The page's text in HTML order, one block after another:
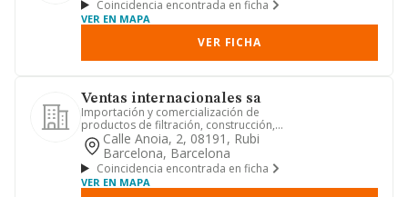
Coincidencia encontrada en ficha
VER EN MAPA
VER FICHA
Ventas internacionales sa
Importación y comercialización de
productos de filtración, construcción,
pvc, aislamiento y composi...
Calle Anoia, 2, 08191, Rubi
Barcelona, Barcelona
Coincidencia encontrada en ficha
VER EN MAPA